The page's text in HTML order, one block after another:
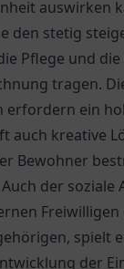
auswirken
den stetig
Pflege und
tragen.
ein
auch kreative
Bewohner
der soziale
Freiwilligen
spielt
der